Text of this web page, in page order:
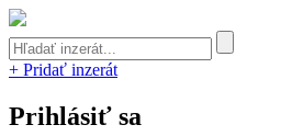
+ Pridať inzerát
Prihlásiť sa